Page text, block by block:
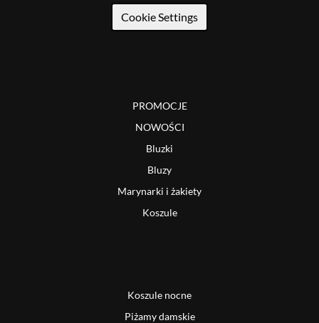
Cookie Settings
PROMOCJE
NOWOŚCI
Bluzki
Bluzy
Marynarki i żakiety
Koszule
Koszule nocne
Piżamy damskie